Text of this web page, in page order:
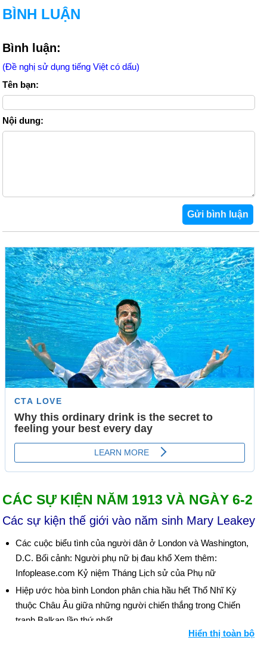
BÌNH LUẬN
Bình luận:
(Đề nghị sử dụng tiếng Việt có dấu)
Tên bạn:
Nội dung:
CÁC SỰ KIỆN NĂM 1913 VÀ NGÀY 6-2
Các sự kiện thế giới vào năm sinh Mary Leakey
Các cuộc biểu tình của người dân ở London và Washington,
D.C. Bối cảnh: Người phụ nữ bị đau khổ Xem thêm:
Infoplease.com Kỷ niệm Tháng Lịch sử của Phụ nữ
Hiệp ước hòa bình London phân chia hầu hết Thổ Nhĩ Kỳ
thuộc Châu Âu giữa những người chiến thắng trong Chiến
tranh Balkan lần thứ nhất.
Trong chiến tranh Balkan lần thứ hai, Bulgaria tấn công Serbia
Hiển thị toàn bộ